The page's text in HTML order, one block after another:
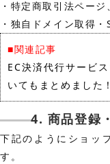
・特定商取引法ペー
・独自ドメイン取得
■関連記事
EC決済代行サービ
いてもまとめました！
4. 商品登録
下記のようにショッ
す。